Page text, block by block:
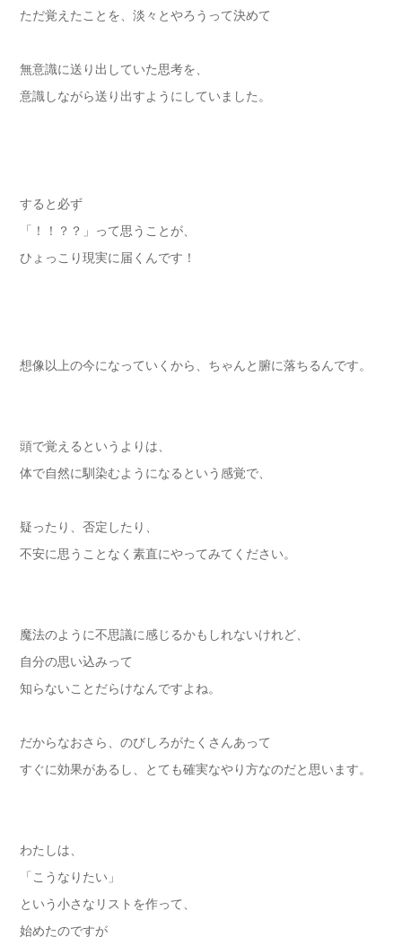
ただ覚えたことを、淡々とやろうって決めて
無意識に送り出していた思考を、
意識しながら送り出すようにしていました。
すると必ず
「！！？？」って思うことが、
ひょっこり現実に届くんです！
想像以上の今になっていくから、ちゃんと腑に落ちるんです。
頭で覚えるというよりは、
体で自然に馴染むようになるという感覚で、
疑ったり、否定したり、
不安に思うことなく素直にやってみてください。
魔法のように不思議に感じるかもしれないけれど、
自分の思い込みって
知らないことだらけなんですよね。
だからなおさら、のびしろがたくさんあって
すぐに効果があるし、とても確実なやり方なのだと思います。
わたしは、
「こうなりたい」
という小さなリストを作って、
始めたのですが